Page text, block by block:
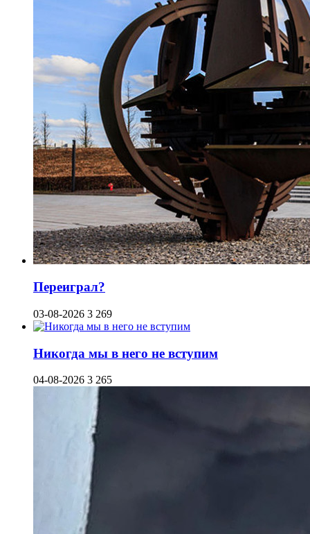
Переиграл?
03-08-2026 3 269
Никогда мы в него не вступим
04-08-2026 3 265